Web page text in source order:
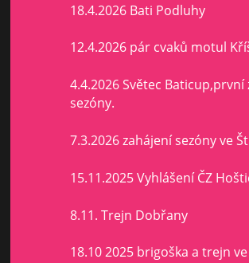
18.4.2026 Bati Podluhy
12.4.2026 pár cvaků motul
4.4.2026 Světec Baticup,první
sezóny.
7.3.2026 zahájení sezóny ve
15.11.2025 Vyhlášení ČZ
8.11. Trejn Dobřany
18.10 2025 brigoška a trejn